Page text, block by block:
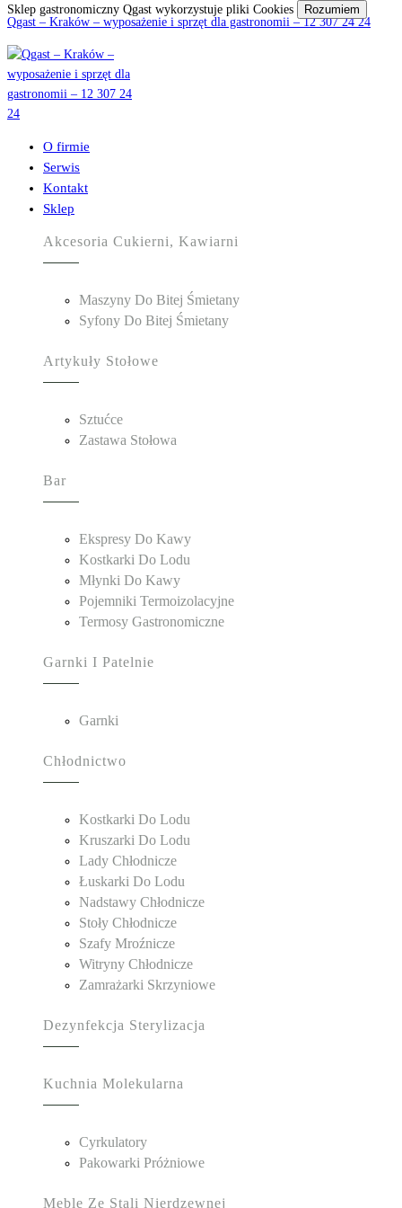
Qgast – Kraków – wyposażenie i sprzęt dla gastronomii – 12 307 24 24
O firmie
Serwis
Kontakt
Sklep
Akcesoria Cukierni, Kawiarni
Maszyny Do Bitej Śmietany
Syfony Do Bitej Śmietany
Artykuły Stołowe
Sztućce
Zastawa Stołowa
Bar
Ekspresy Do Kawy
Kostkarki Do Lodu
Młynki Do Kawy
Pojemniki Termoizolacyjne
Termosy Gastronomiczne
Garnki I Patelnie
Garnki
Chłodnictwo
Kostkarki Do Lodu
Kruszarki Do Lodu
Lady Chłodnicze
Łuskarki Do Lodu
Nadstawy Chłodnicze
Stoły Chłodnicze
Szafy Mroźnicze
Witryny Chłodnicze
Zamrażarki Skrzyniowe
Dezynfekcja Sterylizacja
Kuchnia Molekularna
Cyrkulatory
Pakowarki Próżniowe
Meble Ze Stali Nierdzewnej
Sklep gastronomiczny Qgast wykorzystuje pliki Cookies Rozumiem